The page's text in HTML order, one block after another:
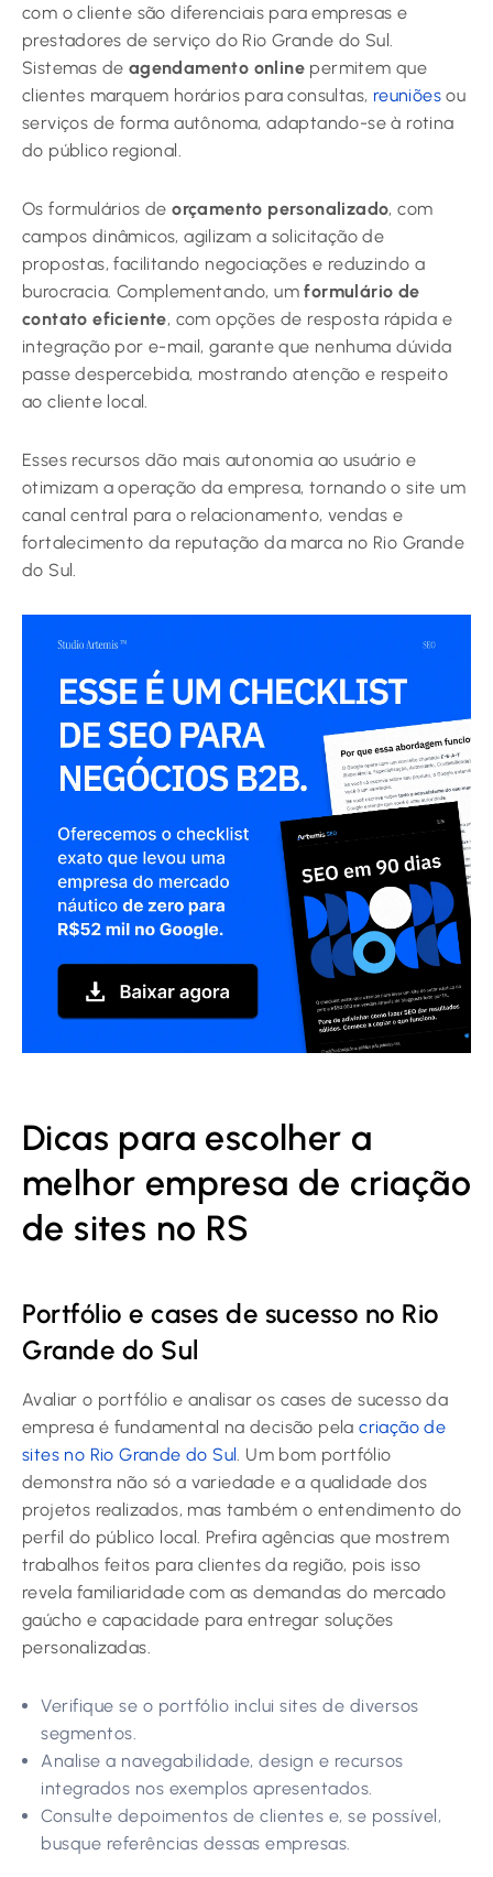
com o cliente são diferenciais para empresas e
prestadores de serviço do Rio Grande do Sul.
Sistemas de agendamento online permitem que
clientes marquem horários para consultas, reuniões ou
serviços de forma autônoma, adaptando-se à rotina
do público regional.
Os formulários deorçamento personalizado, com
campos dinâmicos, agilizam a solicitação de
propostas, facilitando negociações e reduzindo a
burocracia. Complementando, umformulário de
contato eficiente, com opções de resposta rápida e
integração por e-mail, garante que nenhuma dúvida
passe despercebida, mostrando atenção e respeito
ao cliente local.
Esses recursos dão mais autonomia ao usuário e
otimizam a operação da empresa, tornando o site um
canal central para o relacionamento, vendas e
fortalecimento da reputação da marca no Rio Grande
do Sul.
Dicas para escolher a
melhor empresa de criação
de sites no RS
Portfólio e cases de sucesso no Rio
Grande do Sul
Avaliar o portfólio e analisar os cases de sucesso da
empresa é fundamental na decisão pelacriação de
sites no Rio Grande do Sul. Um bom portfólio
demonstra não só a variedade e a qualidade dos
projetos realizados, mas também o entendimento do
perfil do público local. Prefira agências que mostrem
trabalhos feitos para clientes da região, pois isso
revela familiaridade com as demandas do mercado
gaúcho e capacidade para entregar soluções
personalizadas.
Verifique se o portfólio inclui sites de diversos
segmentos.
Analise a navegabilidade, design e recursos
integrados nos exemplos apresentados.
Consulte depoimentos de clientes e, se possível,
busque referências dessas empresas.